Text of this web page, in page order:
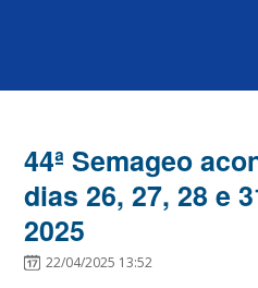
44ª Semageo
dias 26, 27, 28 e
2025
22/04/2025 13:52